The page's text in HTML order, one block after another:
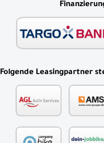
Folgende Leasingpartner